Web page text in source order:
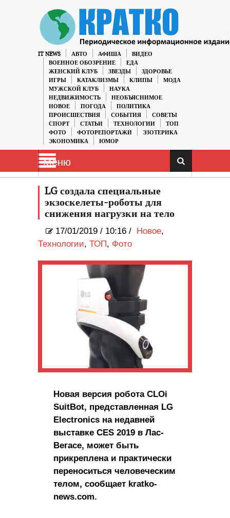
IT NEWS АВТО АФИША
ВИДЕО
ВОЕННОЕ ОБОЗРЕНИЕ
ЕДА
ЖЕНСКИЙ КЛУБ
ЗВЕЗДЫ
ЗДОРОВЬЕ
ИГРЫ
КАТАКЛИЗМЫ КЛИПЫ
МОДА
МУЖСКОЙ КЛУБ
НАУКА
НЕДВИЖИМОСТЬ
НЕОБЪЯСНИМОЕ
НОВОЕ
ПОГОДА
ПОЛИТИКА
ПРОИСШЕСТВИЯ
СОБЫТИЯ
СОВЕТЫ
СПОРТ
СТАТЬИ ТЕХНОЛОГИИ
ТОП
ФОТО
ФОТОРЕПОРТАЖИ
ЭЗОТЕРИКА
ЭКОНОМИКА
ЮМОР
Меню
LG создала специальные
экзоскелеты-роботы для
снижения нагрузки на тело
17/01/2019 / 10:16 / Новое,
Технологии, ТОП, Фото
Новая версия робота CLOi
SuitBot, представленная LG
Electronics на недавней
выставке CES 2019 в Лас-
Вегасе, может быть
прикреплена и практически
переноситься человеческим
телом, сообщает kratko-
news.com.